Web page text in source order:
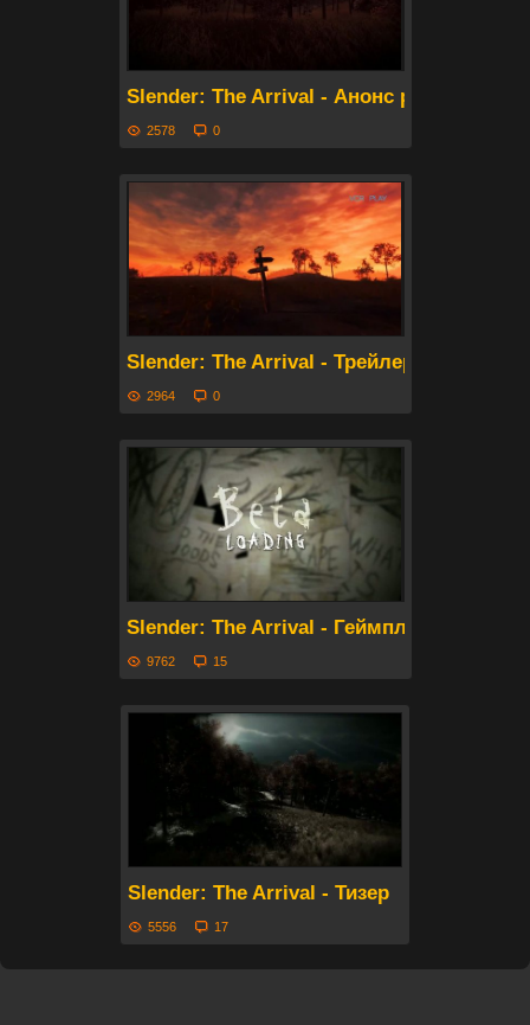
Slender: The Arrival - Анонс релиза на
2578 0
Slender: The Arrival - Трейлер релиза на
2964 0
Slender: The Arrival - Геймплей бета-
9762 15
Slender: The Arrival - Тизер
5556 17